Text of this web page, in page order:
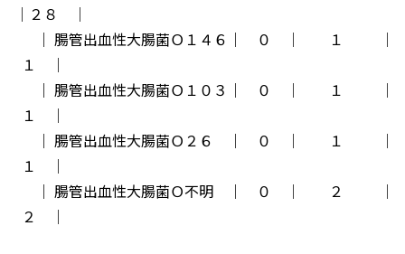
│２８ │
｜ 腸管出血性大腸菌Ｏ１４６│ ０ │ １ │
１ │
｜ 腸管出血性大腸菌Ｏ１０３│ ０ │ １ │
１ │
｜ 腸管出血性大腸菌Ｏ２６ │ ０ │ １ │
１ │
｜ 腸管出血性大腸菌Ｏ不明 │ ０ │ ２ │
２ │